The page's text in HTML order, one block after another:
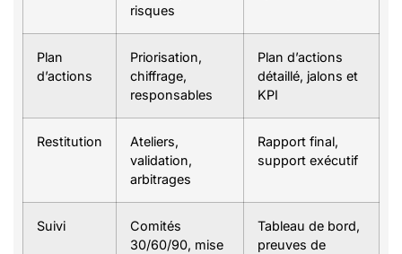
risques
Plan
d’actions
Priorisation,
chiffrage,
responsables
Plan d’actions
détaillé, jalons et
KPI
Restitution
Ateliers,
validation,
arbitrages
Rapport final,
support exécutif
Suivi
Comités
30/60/90, mise
Tableau de bord,
preuves de